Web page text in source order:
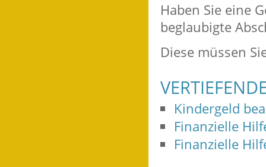
Haben Sie eine
beglaubigte
Diese müssen
Kindergeld
Finanzielle
Finanzielle